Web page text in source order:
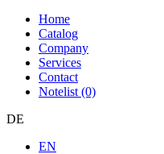
Home
Catalog
Company
Services
Contact
Notelist (0)
DE
EN